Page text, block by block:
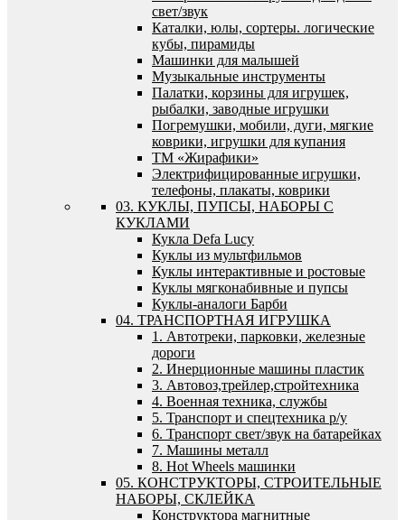
свет/звук
Каталки, юлы, сортеры. логические
кубы, пирамиды
Машинки для малышей
Музыкальные инструменты
Палатки, корзины для игрушек,
рыбалки, заводные игрушки
Погремушки, мобили, дуги, мягкие
коврики, игрушки для купания
ТМ «Жирафики»
Электрифицированные игрушки,
телефоны, плакаты, коврики
03. КУКЛЫ, ПУПСЫ, НАБОРЫ С
КУКЛАМИ
Кукла Defa Lucy
Куклы из мультфильмов
Куклы интерактивные и ростовые
Куклы мягконабивные и пупсы
Куклы-аналоги Барби
04. ТРАНСПОРТНАЯ ИГРУШКА
1. Автотреки, парковки, железные
дороги
2. Инерционные машины пластик
3. Автовоз,трейлер,стройтехника
4. Военная техника, службы
5. Транспорт и спецтехника р/у
6. Транспорт свет/звук на батарейках
7. Машины металл
8. Hot Wheels машинки
05. КОНСТРУКТОРЫ, СТРОИТЕЛЬНЫЕ
НАБОРЫ, СКЛЕЙКА
Конструктора магнитные